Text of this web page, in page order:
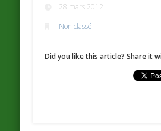
28 mars 2012
Non classé
Did you like this article? Share it